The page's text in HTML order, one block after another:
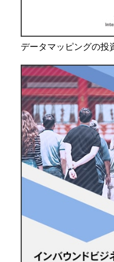
データマッピングの投